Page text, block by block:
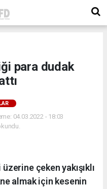
para dudak
04.03.2022 - 18:03
çeken yakışıklı
almak için kesenin